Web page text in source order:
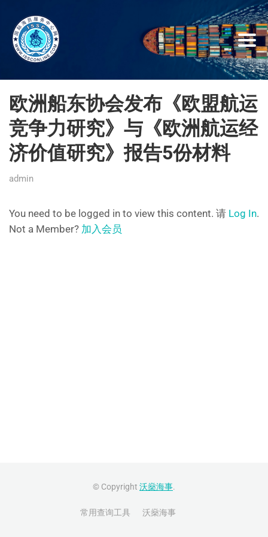
欧洲船东协会发布《欧盟航运
竞争力研究》与《欧洲航运经
济价值研究》报告5份材料
admin
You need to be logged in to view this content. 请 Log In.
Not a Member? 加入会员
© Copyright 沃燊海事.
常用查询工具 沃燊海事